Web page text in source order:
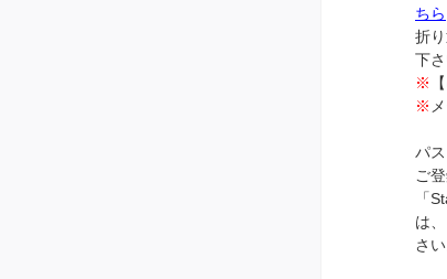
ちら
折
下さ
※
※
パ
ご
「
は
さい